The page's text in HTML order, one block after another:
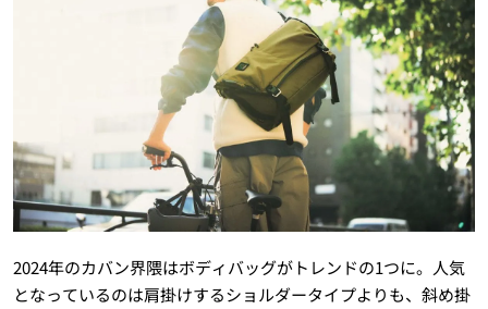
2024年のカバン界隈はボディバッグがトレンドの1つに。人気
となっているのは肩掛けするショルダータイプよりも、斜め掛